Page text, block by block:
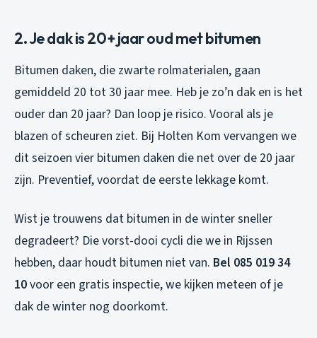
2. Je dak is 20+ jaar oud met bitumen
Bitumen daken, die zwarte rolmaterialen, gaan
gemiddeld 20 tot 30 jaar mee. Heb je zo’n dak en is het
ouder dan 20 jaar? Dan loop je risico. Vooral als je
blazen of scheuren ziet. Bij Holten Kom vervangen we
dit seizoen vier bitumen daken die net over de 20 jaar
zijn. Preventief, voordat de eerste lekkage komt.
Wist je trouwens dat bitumen in de winter sneller
degradeert? Die vorst-dooi cycli die we in Rijssen
hebben, daar houdt bitumen niet van. Bel 085 019 34
10voor een gratis inspectie, we kijken meteen of je
dak de winter nog doorkomt.